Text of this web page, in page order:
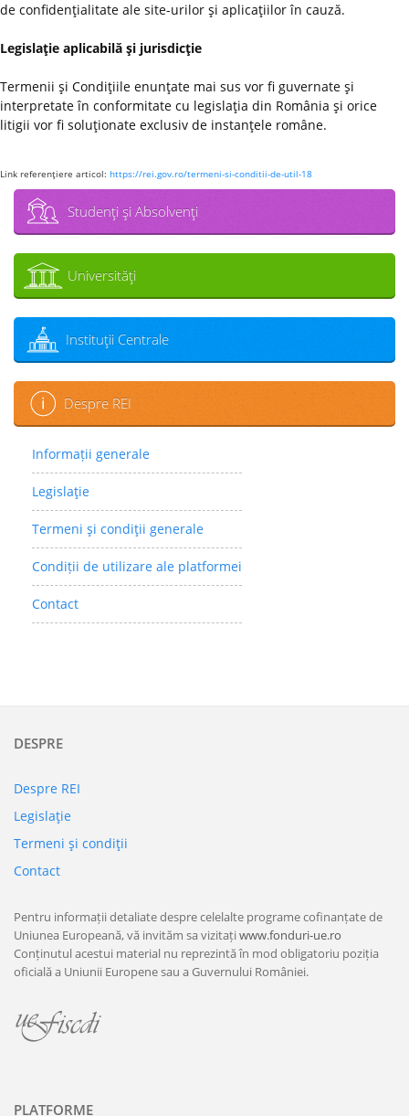
de confidenţialitate ale site-urilor şi aplicaţiilor în cauză.
Legislaţie aplicabilă şi jurisdicţie
Termenii şi Condiţiile enunţate mai sus vor fi guvernate şi
interpretate în conformitate cu legislaţia din România şi orice
litigii vor fi soluţionate exclusiv de instanţele române.
Link referenţiere articol: https://rei.gov.ro/termeni-si-conditii-de-util-18
Studenţi şi Absolvenţi
Universităţi
Instituţii Centrale
Despre REI
Informații generale
Legislaţie
Termeni şi condiţii generale
Condiții de utilizare ale platformei
Contact
DESPRE
Despre REI
Legislaţie
Termeni şi condiţii
Contact
Pentru informații detaliate despre celelalte programe cofinanțate de
Uniunea Europeană, vă invităm sa vizitațiwww.fonduri-ue.ro
Conținutul acestui material nu reprezintă în mod obligatoriu poziția
oficială a Uniunii Europene sau a Guvernului României.
PLATFORME